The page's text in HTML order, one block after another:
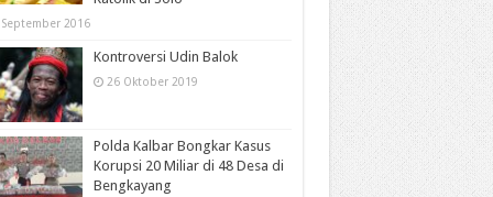
2016
Kontroversi Udin Balok
26 Oktober 2019
Polda Kalbar Bongkar Kasus
Korupsi 20 Miliar di 48 Desa di
Bengkayang